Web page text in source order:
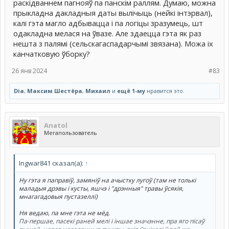
раскідваннем пагнояў па панскім раллям. Думаю, можна
прыкладна дакладныя даты вылічыць (нейкі інтэрвал),
калі гэта магло адбывацца і па логіцы зразумець, шт
одакладна мелася на ўвазе. Але здаецца гэта як раз
нешта з палямі (сельскагаспадарчымі звязана). Можа іх
канчатковую ўборку?
#83
26 янв 2024
Dia, Максим Шестёра, Михаил и ещё 1-му нравится это.
Anatol
Мегапользователь
Ingwar841 сказал(а): ↑
Ну гэта я паправіў, замяніў на ачыстку лугоў (там не толькі
маладыя дрэвы і кусты, яшчэ і "дрэнныя" травы ўсякія,
мнагагадовыя пустазеллі)
Ня ведаю, па мне гэта не мёд.
Па-першае, пасекі раней мелі і іншае значэнне, пра яго пісаў